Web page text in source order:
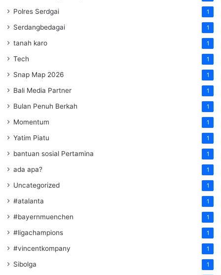
Polres Serdgai 1
Serdangbedagai 1
tanah karo 1
Tech 1
Snap Map 2026 1
Bali Media Partner 1
Bulan Penuh Berkah 1
Momentum 1
Yatim Piatu 1
bantuan sosial Pertamina 1
ada apa? 1
Uncategorized 1
#atalanta 1
#bayernmuenchen 1
#ligachampions 1
#vincentkompany 1
Sibolga 1